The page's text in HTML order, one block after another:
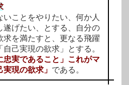
ことをやりたい、何か人
遂げたい、とする、自分の
求を満たすと、更なる飛躍
己実現の欲求」とする。
忠実であること」これがマ
現の欲求」 である。